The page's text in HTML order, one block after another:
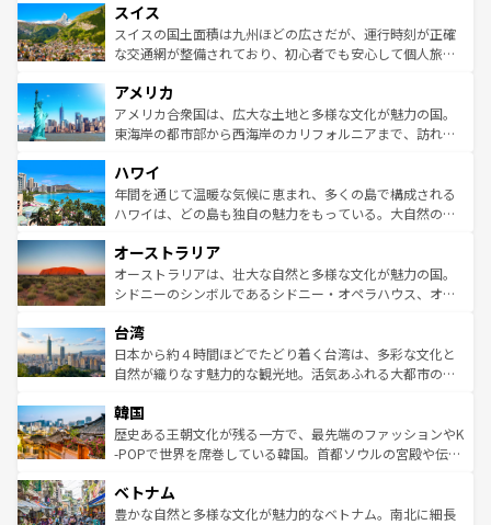
れる地方に足を運ぶとそれぞれで全く異なる文化を体験で
きるだろう。 なお、新着のフランス情報はコンテンツ一覧
を参照してほしい。
は、お酒好きな人にはぜひ体験してほしい。 なお、新着の
ドイツ情報はコンテンツ一覧を参照してほしい。
リアごとに異なる魅力がある。また、優雅なアフタヌーン
ティー、ビール好きにはたまらない英国パブ、サッカー観
戦など、本場だからこそできる体験も豊富。イギリスを旅
ンツ一覧を参照してほしい。
スイス
スイスの国土面積は九州ほどの広さだが、運行時刻が正確
な交通網が整備されており、初心者でも安心して個人旅行
の建物がそのまま残る町や、スイスならではのユニークな
博物館もあり、アルプス観光だけでなく町歩きも満喫する
ことができる。国民の所得が高いため物価も高いが、旅行
ば市内交通費無料で観光を楽しむこともできる。 なお、新
着のスイス情報はコンテンツ一覧 を参照してほしい。
アメリカ
アメリカ合衆国は、広大な土地と多様な文化が魅力の国。
東海岸の都市部から西海岸のカリフォルニアまで、訪れる
のような巨大都市は、観光、ショッピング、エンターテイ
ンメントが詰まった刺激的なスポットだ。一方、アメリカ
西部には大自然が広がり、グランドキャニオンやイエロー
部のニューオーリンズでは、音楽と美食が融合した独特の
文化が魅力。旅行者はアメリカの各地域で異なる魅力を楽
しみながら、その多様性と豊かな歴史を感じることができ
ならではの贅沢な旅のスタイルだ。 なお、新着のアメリカ
情報はコンテンツ一覧を参照してほしい。
ハワイ
年間を通じて温暖な気候に恵まれ、多くの島で構成される
ハワイは、どの島も独自の魅力をもっている。大自然の神
ワイ島は見逃せない。また、定番の観光地といえばオアフ
島だが、静かな自然を求めるならマウイ島やカウアイ島が
おすすめ。エメラルドグリーンに輝く海をはじめ、豊かな
れるおもてなしの心で訪れる人々を迎えてくれるハワイの
人々、おいしいローカルフードやハワイアンミュージッ
ク、伝統的なフラダンスなど、すべてがハワイの魅力を彩
ワイを、存分に味わってほしい。 なお、新着のハワイ情報
はコンテンツ一覧を参照してほしい。
オーストラリア
オーストラリアは、壮大な自然と多様な文化が魅力の国。
シドニーのシンボルであるシドニー・オペラハウス、オー
リアリーフや大陸中央部にそびえるウルル（エアーズロッ
ク）、タスマニアの美しい原生林やケアンズの熱帯雨林な
ど、見どころがたくさん。また、カフェやワイン、オージ
いる。アクティビティも充実しており、サーフィンやダイ
ビング、ハイキングなど、アウトドア好きにはたまらな
い。オーストラリアの多彩な魅力を存分に味わいつくそ
参照してほしい。
台湾
日本から約４時間ほどでたどり着く台湾は、多彩な文化と
自然が織りなす魅力的な観光地。活気あふれる大都市の台
ン）、静ひつな山岳地帯である台湾東部など、都市の喧騒
と山間の静けさが共存しており、訪れる人に新しい発見と
驚きをもたらしてくれる。また、奥深い台湾の食文化も魅
容にもいいと評判のスイーツなど、バラエティ豊かな料理
が味わえる。 なお、新着の台湾情報は コンテンツ一覧を参
韓国
歴史ある王朝文化が残る一方で、最先端のファッションやK
-POPで世界を席巻している韓国。首都ソウルの宮殿や伝統
き、地方に足を延ばせば四季折々の自然美を楽しむことが
できる。そして、キムチや焼肉、絶品のストリートフード
ベトナム
豊かな自然と多様な文化が魅力的なベトナム。南北に細長